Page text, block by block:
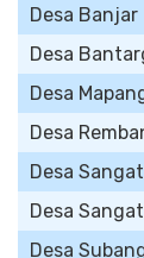
Desa Banjar
Desa
Desa
Desa
Desa
Desa
Desa